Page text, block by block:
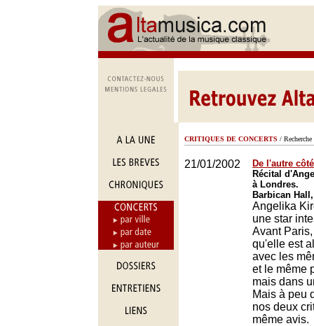
CRITIQUES DE CONCERTS / Recherche
21/01/2002
De l'autre
Récital
à Londres.
Barbican
Angelika
une star
Avant
qu'elle est
avec les
et le même
mais dans
Mais à peu
nos deux
même avis.